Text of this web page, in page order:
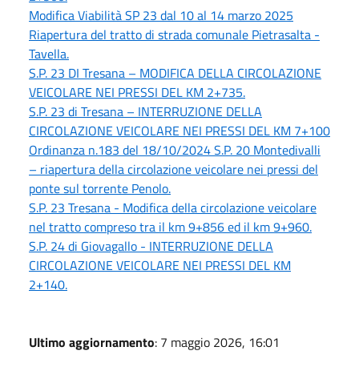
Modifica Viabilità SP 23 dal 10 al 14 marzo 2025
Riapertura del tratto di strada comunale Pietrasalta -
Tavella.
S.P. 23 DI Tresana – MODIFICA DELLA CIRCOLAZIONE
VEICOLARE NEI PRESSI DEL KM 2+735.
S.P. 23 di Tresana – INTERRUZIONE DELLA
CIRCOLAZIONE VEICOLARE NEI PRESSI DEL KM 7+100
Ordinanza n.183 del 18/10/2024 S.P. 20 Montedivalli
– riapertura della circolazione veicolare nei pressi del
ponte sul torrente Penolo.
S.P. 23 Tresana - Modifica della circolazione veicolare
nel tratto compreso tra il km 9+856 ed il km 9+960.
S.P. 24 di Giovagallo - INTERRUZIONE DELLA
CIRCOLAZIONE VEICOLARE NEI PRESSI DEL KM
2+140.
Ultimo aggiornamento: 7 maggio 2026, 16:01